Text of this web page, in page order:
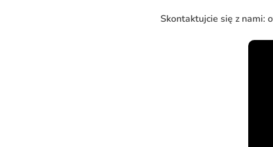
Skontaktujcie się z nami: